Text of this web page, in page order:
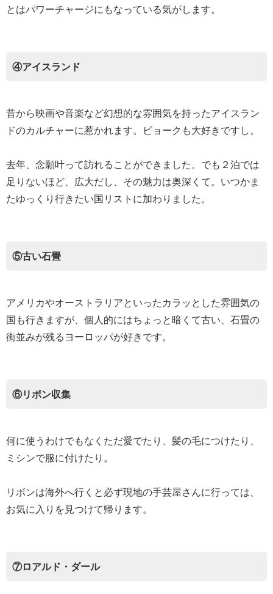
とはパワーチャージにもなっている気がします。
④アイスランド
昔から映画や音楽など幻想的な雰囲気を持ったアイスラン
ドのカルチャーに惹かれます。ビョークも大好きですし。
去年、念願叶って訪れることができました。でも２泊では
足りないほど、広大だし、その魅力は奥深くて。いつかま
たゆっくり行きたい国リストに加わりました。
⑤古い石畳
アメリカやオーストラリアといったカラッとした雰囲気の
国も行きますが、個人的にはちょっと暗くて古い、石畳の
街並みが残るヨーロッパが好きです。
⑥リボン収集
何に使うわけでもなくただ愛でたり、髪の毛につけたり、
ミシンで服に付けたり。
リボンは海外へ行くと必ず現地の手芸屋さんに行っては、
お気に入りを見つけて帰ります。
⑦ロアルド・ダール